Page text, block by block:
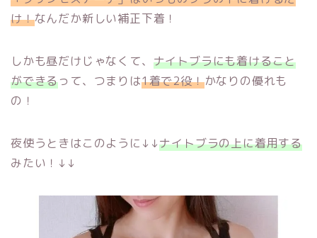
け！なんだか新しい補正下着！
しかも昼だけじゃなくて、 ナイトブラにも着けること
ができるって、つまりは1着で2役！かなりの優れも
の！
夜使うときはこのように↓↓ナイトブラの上に着用する
みたい！↓↓